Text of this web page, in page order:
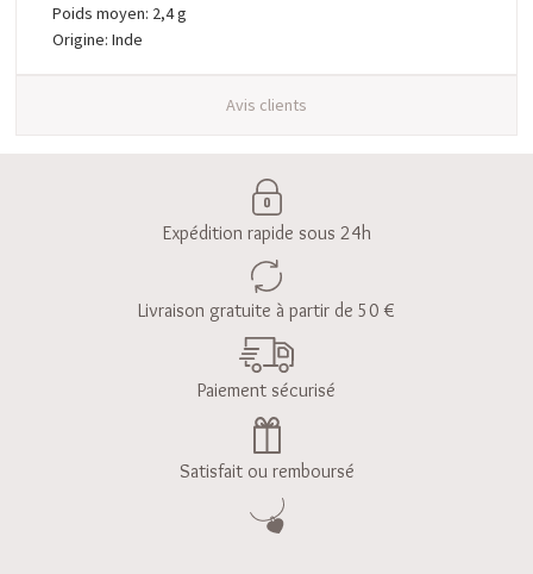
Poids moyen: 2,4 g
Origine: Inde
Avis clients
Expédition rapide sous 24h
Livraison gratuite à partir de 50 €
Paiement sécurisé
Satisfait ou remboursé